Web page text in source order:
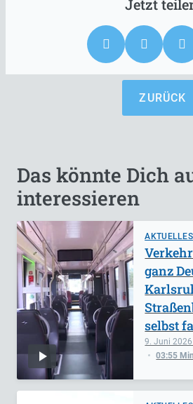
ZURÜCK
Das könnte Dich
interessieren
AKTUELLES
9. Juni 2026
03:55
ganz
selbst